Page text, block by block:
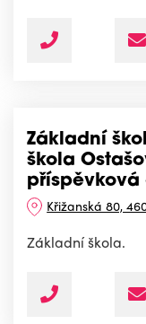
Základní
škola
příspěvková
Křižanská 80,
Základní škola.